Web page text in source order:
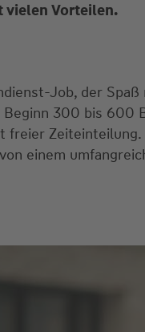
vielen Vorteilen.
Job, der
Beginn 300 bis 600
freier Zeiteinteilung.
einem